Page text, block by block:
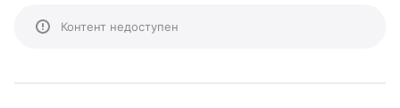
Контент недоступен